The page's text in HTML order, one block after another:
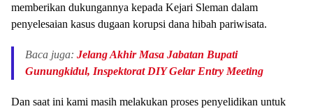
memberikan dukungannya kepada Kejari Sleman dalam
penyelesaian kasus dugaan korupsi dana hibah pariwisata.
Baca juga: Jelang Akhir Masa Jabatan Bupati
Gunungkidul, Inspektorat DIY Gelar Entry Meeting
Dan saat ini kami masih melakukan proses penyelidikan untuk